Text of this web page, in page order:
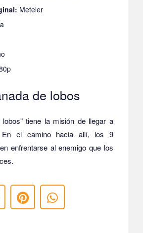
Meteler
de lobos
tiene la misión de llegar a
En el camino hacia allí, los 9
enfrentarse al enemigo que los